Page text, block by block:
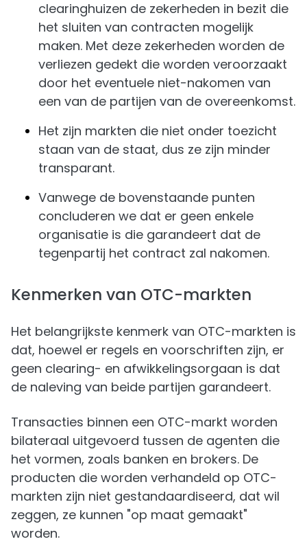
clearinghuizen de zekerheden in bezit die
het sluiten van contracten mogelijk
maken. Met deze zekerheden worden de
verliezen gedekt die worden veroorzaakt
door het eventuele niet-nakomen van
een van de partijen van de overeenkomst.
Het zijn markten die niet onder toezicht
staan van de staat, dus ze zijn minder
transparant.
Vanwege de bovenstaande punten
concluderen we dat er geen enkele
organisatie is die garandeert dat de
tegenpartij het contract zal nakomen.
Kenmerken van OTC-markten
Het belangrijkste kenmerk van OTC-markten is
dat, hoewel er regels en voorschriften zijn, er
geen clearing- en afwikkelingsorgaan is dat
de naleving van beide partijen garandeert.
Transacties binnen een OTC-markt worden
bilateraal uitgevoerd tussen de agenten die
het vormen, zoals banken en brokers. De
producten die worden verhandeld op OTC-
markten zijn niet gestandaardiseerd, dat wil
zeggen, ze kunnen "op maat gemaakt"
worden.